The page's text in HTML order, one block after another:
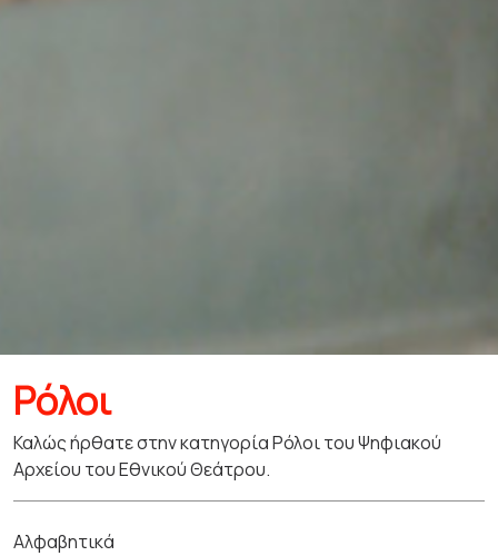
Ρόλοι
Καλώς ήρθατε στην κατηγορία Ρόλοι του Ψηφιακού
Αρχείου του Εθνικού Θεάτρου.
Αλφαβητικά